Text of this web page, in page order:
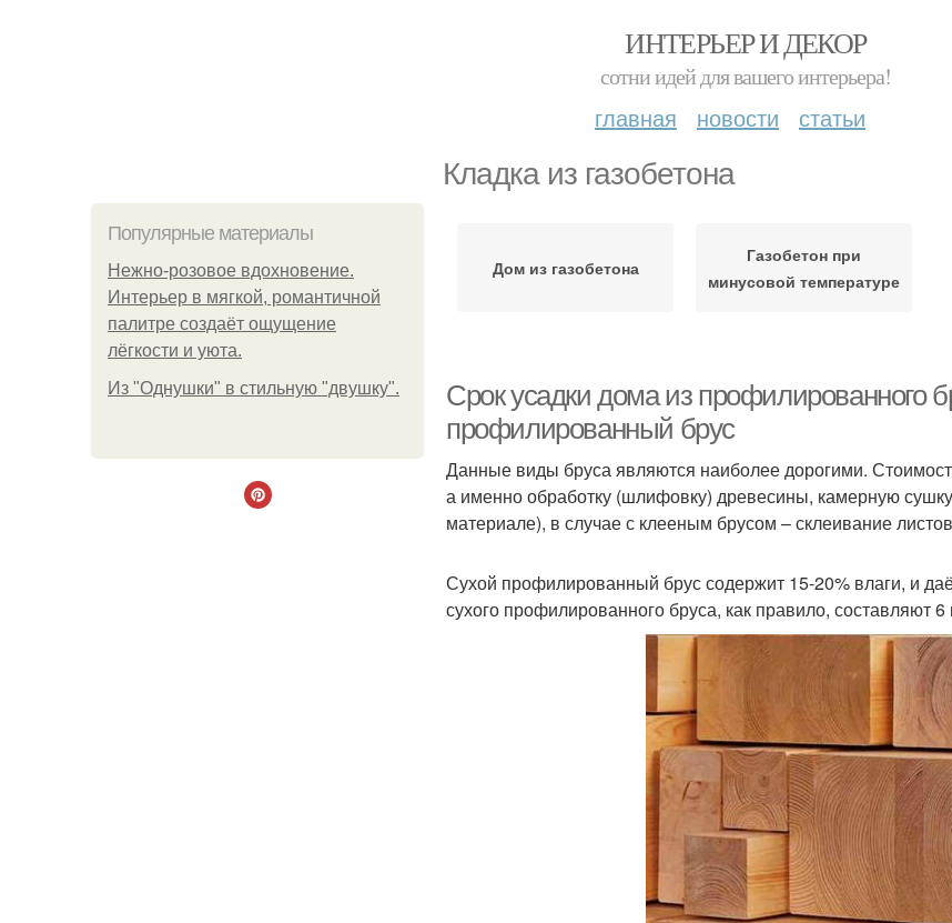
ИНТЕРЬЕР И ДЕКОР
сотни идей для вашего интерьера!
главная новости статьи
Кладка из газобетона
Популярные материалы
Нежно-розовое вдохновение.
Интерьер в мягкой, романтичной
палитре создаёт ощущение
лёгкости и уюта.
Из "Однушки" в стильную "двушку".
Дом из газобетона
Газобетон при
минусовой температуре
Срок усадки дома из профилированного
профилированный брус
Данные виды бруса являются наиболее дорогими.
а именно обработку (шлифовку) древесины, камерную
материале), в случае с клееным брусом – склеивание
Сухой профилированный брус содержит 15-20% влаги, и
сухого профилированного бруса, как правило, составляют